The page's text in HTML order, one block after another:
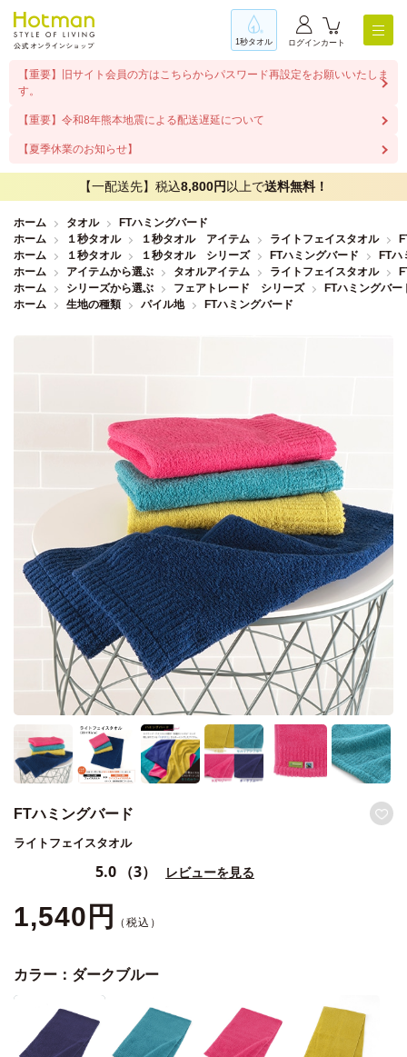
1秒タオル ログイン カート
【重要】旧サイト会員の方はこちらからパスワード再設定をお願いいたしま
す。
【重要】令和8年熊本地震による配送遅延について
【夏季休業のお知らせ】
【一配送先】税込8,800円 以上で送料無料！
ホーム タオル
FTハミングバード
ホーム
１秒タオル １秒タオル アイテム ライトフェイスタオル
ホーム
１秒タオル １秒タオル シリーズ FTハミングバード
FTハ
ホーム
アイテムから選ぶ タオルアイテム ライトフェイスタオル
ホーム
シリーズから選ぶ フェアトレード シリーズ
FTハミングバー
ホーム
生地の種類 パイル地 FTハミングバード
FTハミングバード
ライトフェイスタオル
5.0 （3） レビューを見る
1,540円
カラー： ダークブルー